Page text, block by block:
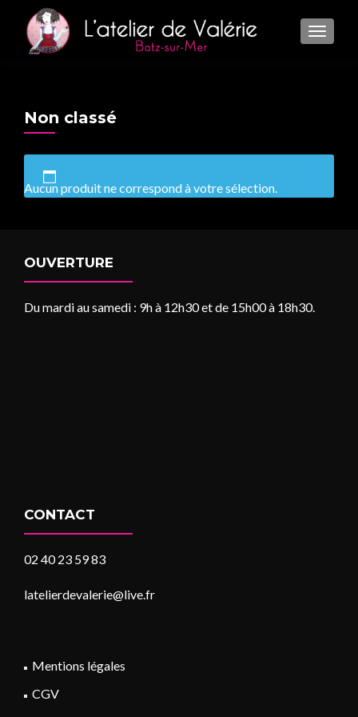
Non classé
Aucun produit ne correspond à votre sélection.
OUVERTURE
Du mardi au samedi : 9h à 12h30 et de 15h00 à 18h30.
CONTACT
02 40 23 59 83
latelierdevalerie@live.fr
Mentions légales
CGV